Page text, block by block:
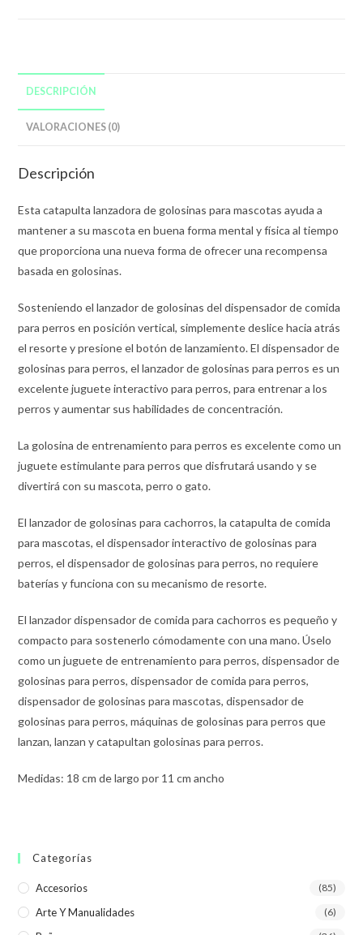
DESCRIPCIÓN
VALORACIONES (0)
Descripción
Esta catapulta lanzadora de golosinas para mascotas ayuda a
mantener a su mascota en buena forma mental y física al tiempo
que proporciona una nueva forma de ofrecer una recompensa
basada en golosinas.
Sosteniendo el lanzador de golosinas del dispensador de comida
para perros en posición vertical, simplemente deslice hacia atrás
el resorte y presione el botón de lanzamiento. El dispensador de
golosinas para perros, el lanzador de golosinas para perros es un
excelente juguete interactivo para perros, para entrenar a los
perros y aumentar sus habilidades de concentración.
La golosina de entrenamiento para perros es excelente como un
juguete estimulante para perros que disfrutará usando y se
divertirá con su mascota, perro o gato.
El lanzador de golosinas para cachorros, la catapulta de comida
para mascotas, el dispensador interactivo de golosinas para
perros, el dispensador de golosinas para perros, no requiere
baterías y funciona con su mecanismo de resorte.
El lanzador dispensador de comida para cachorros es pequeño y
compacto para sostenerlo cómodamente con una mano. Úselo
como un juguete de entrenamiento para perros, dispensador de
golosinas para perros, dispensador de comida para perros,
dispensador de golosinas para mascotas, dispensador de
golosinas para perros, máquinas de golosinas para perros que
lanzan, lanzan y catapultan golosinas para perros.
Medidas: 18 cm de largo por 11 cm ancho
Categorías
Accesorios (85)
Arte Y Manualidades (6)